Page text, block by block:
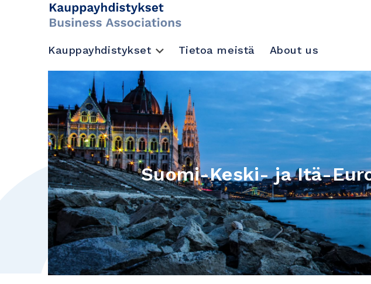
Kauppayhdistykset Tietoa meistä About us
Suomi-Keski- ja Itä-